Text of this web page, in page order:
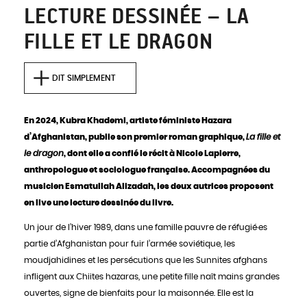
LECTURE DESSINÉE – LA
FILLE ET LE DRAGON
DIT SIMPLEMENT
En 2024, Kubra Khademi, artiste féministe Hazara
d’Afghanistan, publie son premier roman graphique,La fille et
le dragon, dont elle a confié le récit à Nicole Lapierre,
anthropologue et sociologue française. Accompagnées du
musicien Esmatullah Alizadah, les deux autrices proposent
en live une lecture dessinée du livre.
Un jour de l’hiver 1989, dans une famille pauvre de réfugié·es
partie d’Afghanistan pour fuir l’armée soviétique, les
moudjahidines et les persécutions que les Sunnites afghans
infligent aux Chiites hazaras, une petite fille naît mains grandes
ouvertes, signe de bienfaits pour la maisonnée. Elle est la